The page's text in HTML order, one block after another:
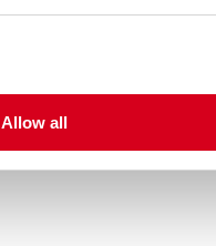
Allow all